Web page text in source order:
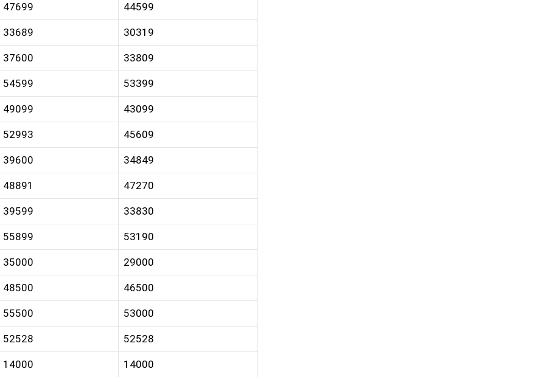
47699 44599
33689 30319
37600 33809
54599 53399
49099 43099
52993 45609
39600 34849
48891 47270
39599 33830
55899 53190
35000 29000
48500 46500
55500 53000
52528 52528
14000 14000